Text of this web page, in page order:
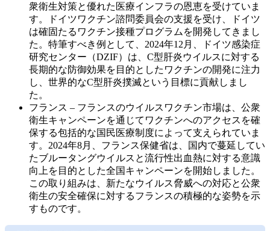
衆衛生対策と優れた医療インフラの恩恵を受けていま
す。ドイツワクチン諮問委員会の支援を受け、ドイツ
は確固たるワクチン接種プログラムを開発してきまし
た。特筆すべき例として、2024年12月、ドイツ感染症
研究センター（DZIF）は、C型肝炎ウイルスに対する
長期的な防御効果を目的としたワクチンの開発に注力
し、世界的なC型肝炎撲滅という目標に貢献しまし
た。
フランス – フランスのウイルスワクチン市場は、公衆
衛生キャンペーンを通じてワクチンへのアクセスを確
保する包括的な国民医療制度によって支えられていま
す。2024年8月、フランス保健省は、国内で蔓延してい
たブルータングウイルスと流行性出血熱に対する意識
向上を目的とした全国キャンペーンを開始しました。
この取り組みは、新たなウイルス脅威への対応と公衆
衛生の安全確保に対するフランスの積極的な姿勢を示
すものです。